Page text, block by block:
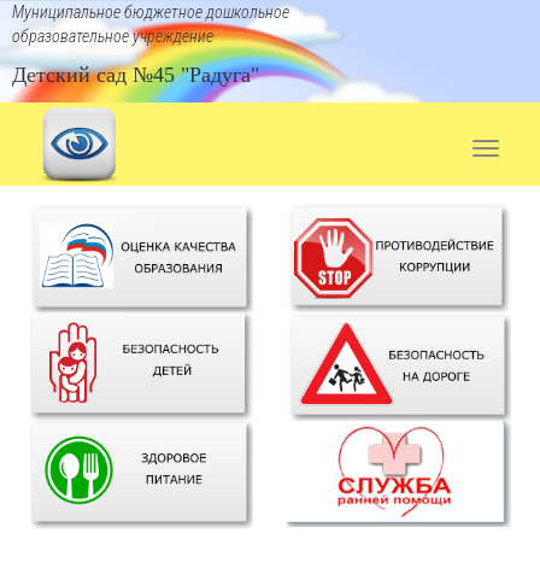
Муниципальное бюджетное дошкольное
образовательное учреждение
Детский сад №45 "Радуга"
Toggle